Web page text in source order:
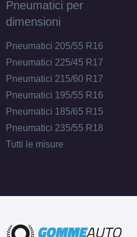
Pneumatici per
dimensioni
Pneumatici 205/55 R16
Pneumatici 225/45 R17
Pneumatici 215/60 R17
Pneumatici 195/55 R16
Pneumatici 185/65 R15
Pneumatici 235/55 R18
Tutti le misure